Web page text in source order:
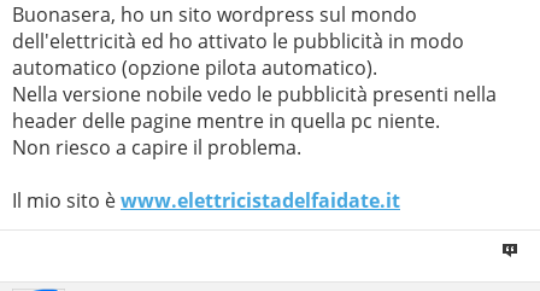
Buonasera, ho un sito wordpress sul mondo
dell'elettricità ed ho attivato le pubblicità in modo
automatico (opzione pilota automatico).
Nella versione nobile vedo le pubblicità presenti nella
header delle pagine mentre in quella pc niente.
Non riesco a capire il problema.
Il mio sito èwww.elettricistadelfaidate.it